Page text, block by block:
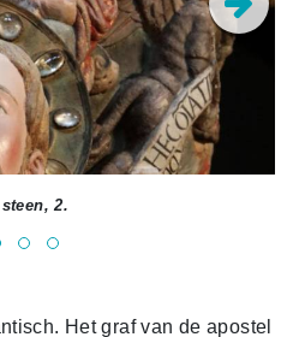
2.
Het graf van de apostel